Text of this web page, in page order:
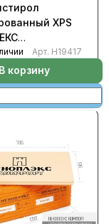
XPS
6,85кв.м/
Арт. Н19417
В корзину